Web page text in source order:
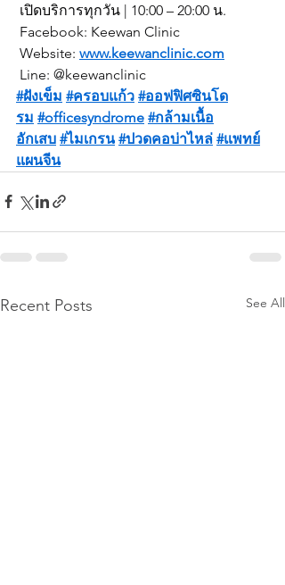
เปิดบริการทุกวัน | 10:00 – 20:00 น.
Facebook: Keewan Clinic
Website: www.keewanclinic.com
Line: @keewanclinic
#ฝังเข็ม #ครอบแก้ว #ออฟฟิศซินโด
รม #officesyndrome #กล้ามเนื้อ
อักเสบ #ไมเกรน #ปวดคอบ่าไหล่ #แพทย์
แผนจีน
Recent Posts See All